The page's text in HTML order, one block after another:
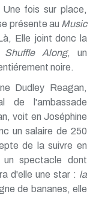
fois sur place,
présente au Music
Elle joint donc la
Shuffle Along, un
noire.
Dudley Reagan,
de l'ambassade
voit en Joséphine
un salaire de 250
de la suivre en
spectacle dont
d'elle une star : la
de bananes, elle